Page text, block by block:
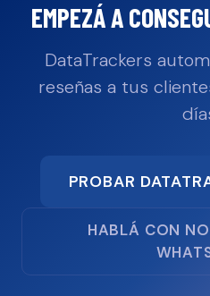
EMPEZÁ A
DataTrackers
reseñas a tus
PROBAR
HABLÁ CON